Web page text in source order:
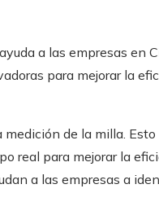
a las empresas en
para mejorar la
de la milla.
real para mejorar la
a las empresas a